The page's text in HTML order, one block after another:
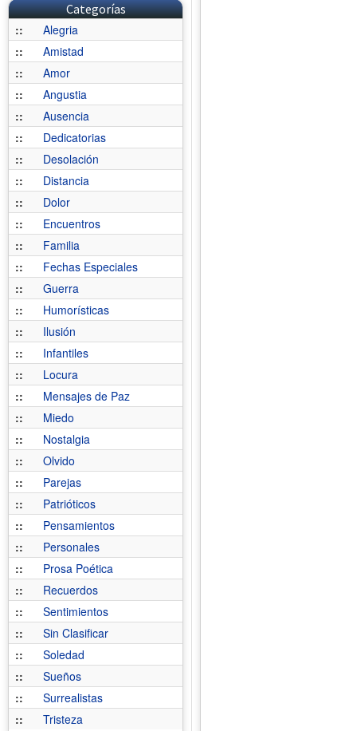
Categorías
::
Alegria
::
Amistad
::
Amor
::
Angustia
::
Ausencia
::
Dedicatorias
::
Desolación
::
Distancia
::
Dolor
::
Encuentros
::
Familia
::
Fechas Especiales
::
Guerra
::
Humorísticas
::
Ilusión
::
Infantiles
::
Locura
::
Mensajes de Paz
::
Miedo
::
Nostalgia
::
Olvido
::
Parejas
::
Patrióticos
::
Pensamientos
::
Personales
::
Prosa Poética
::
Recuerdos
::
Sentimientos
::
Sin Clasificar
::
Soledad
::
Sueños
::
Surrealistas
::
Tristeza